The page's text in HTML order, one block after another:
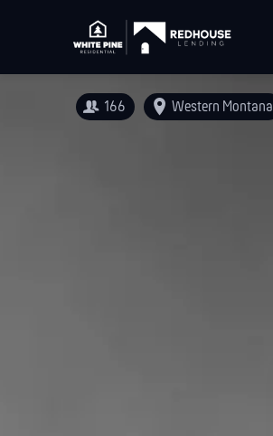
166 Western Montana